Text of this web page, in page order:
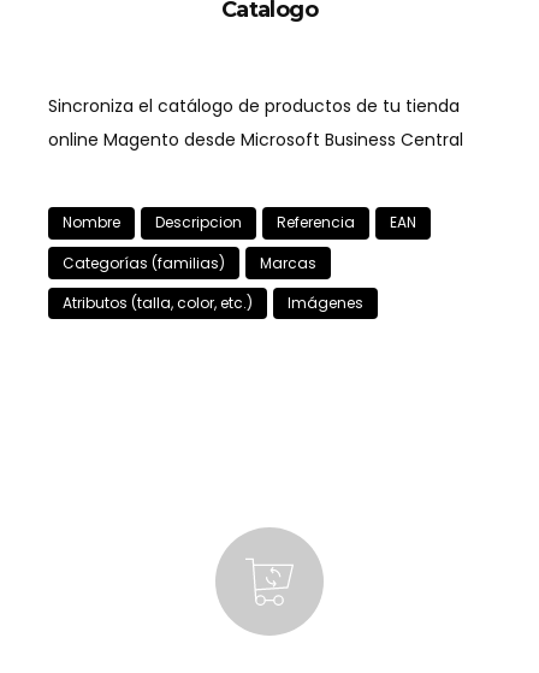
Catalogo
Sincroniza el catálogo de productos de tu tienda
online Magento desde Microsoft Business Central
Nombre Descripcion Referencia
EAN
Categorías (familias)
Marcas
Atributos (talla, color, etc.)
Imágenes